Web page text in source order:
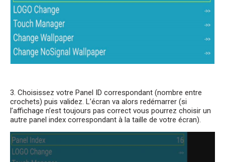
3. Choisissez votre Panel ID correspondant (nombre entre
crochets) puis validez. L’écran va alors redémarrer (si
l’affichage n’est toujours pas correct vous pourrez choisir un
autre panel index correspondant à la taille de votre écran).